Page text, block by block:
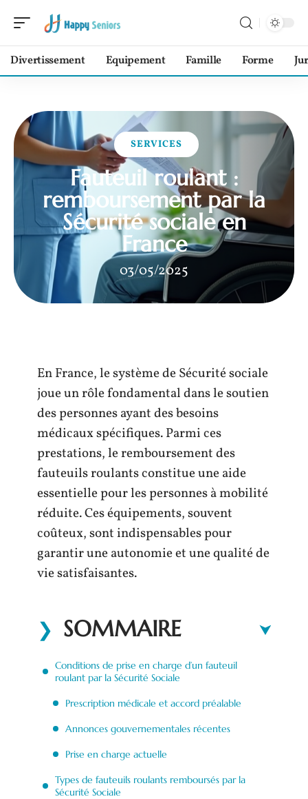
Divertissement Equipement Famille Forme
SERVICES
Fauteuil roulant :
remboursement par la
Sécurité sociale en
France
03/05/2025
En France, le système de Sécurité sociale
joue un rôle fondamental dans le soutien
des personnes ayant des besoins
médicaux spécifiques. Parmi ces
prestations, le remboursement des
fauteuils roulants constitue une aide
essentielle pour les personnes à mobilité
réduite. Ces équipements, souvent
coûteux, sont indispensables pour
garantir une autonomie et une qualité de
vie satisfaisantes.
SOMMAIRE
Conditions de prise en charge d’un fauteuil
roulant par la Sécurité Sociale
Prescription médicale et accord préalable
Annonces gouvernementales récentes
Prise en charge actuelle
Types de fauteuils roulants remboursés par la
Sécurité Sociale